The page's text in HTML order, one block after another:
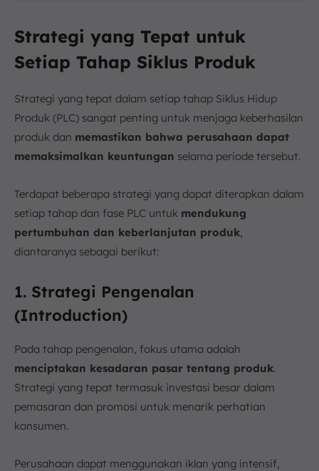
Strategi yang Tepat untuk
Setiap Tahap Siklus Produk
Strategi yang tepat dalam setiap tahap Siklus Hidup
Produk (PLC) sangat penting untuk menjaga keberhasilan
produk dan memastikan bahwa perusahaan dapat
memaksimalkan keuntungan selama periode tersebut.
Terdapat beberapa strategi yang dapat diterapkan dalam
setiap tahap dan fase PLC untuk mendukung
pertumbuhan dan keberlanjutan produk
diantaranya sebagai berikut:
1. Strategi Pengenalan
(Introduction)
Pada tahap pengenalan, fokus utama adalah
menciptakan kesadaran pasar tentang produk.
Strategi yang tepat termasuk investasi besar dalam
pemasaran dan promosi untuk menarik perhatian
konsumen.
Perusahaan dapat menggunakan iklan yang intensif,